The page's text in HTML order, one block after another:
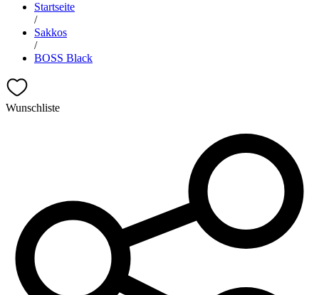
Startseite
/
Sakkos
/
BOSS Black
Wunschliste